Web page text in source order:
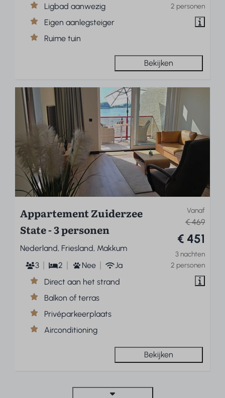
2 personen
Ligbad aanwezig
Eigen aanlegsteiger
Ruime tuin
Bekijken
Vanaf
€ 469
€ 451
3 nachten
2 personen
Appartement Zuiderzee
State - 3 personen
Nederland, Friesland, Makkum
3
2 Nee
Ja
Direct aan het strand
Balkon of terras
Privéparkeerplaats
Airconditioning
Bekijken